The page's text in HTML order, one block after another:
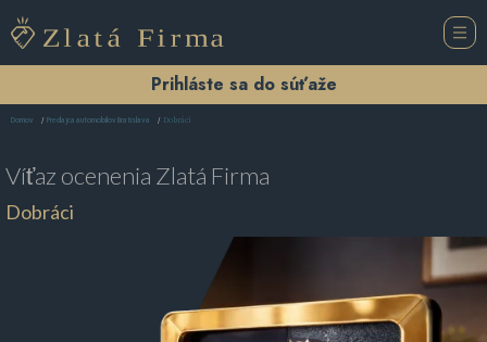
Prihláste sa do súťaže
Domov Predajca automobilov Bratislava Dobráci
Víťaz ocenenia Zlatá Firma
Dobráci